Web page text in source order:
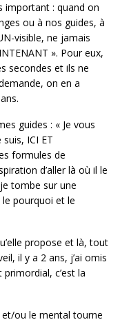
important : quand on
ou à nos guides, à
visible, ne jamais
». Pour eux,
secondes et ils ne
on en a
guides : « Je vous
ICI ET
formules de
d’aller là où il le
tombe sur une
le pourquoi et le
propose et là, tout
il y a 2 ans, j’ai omis
c’est la
et/ou le mental tourne